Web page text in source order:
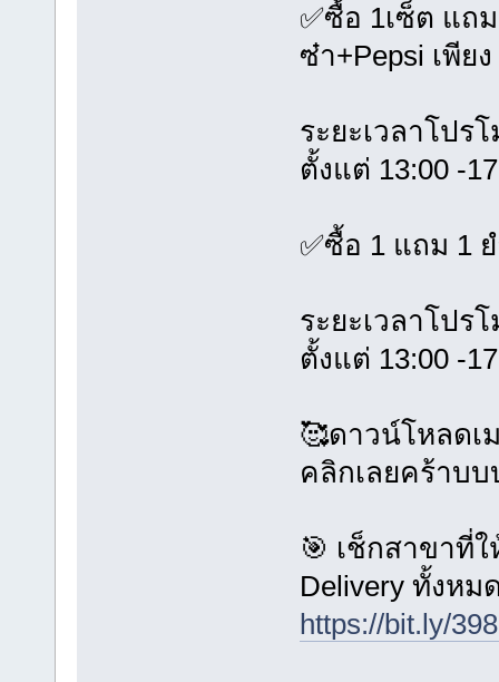
✅ซื้อ 1เซ็ต แถ
ซ๋า+Pepsi เพียง
ระยะเวลาโปร
ตั้งแต่ 13:00 -
✅ซื้อ 1 แถม 1
ระยะเวลาโปร
ตั้งแต่ 13:00 -
🥰ดาวน์โหลดเ
คลิกเลยคร้าบ
🎯 เช็กสาขาที่
Delivery ทั้งห
https://bit.ly/